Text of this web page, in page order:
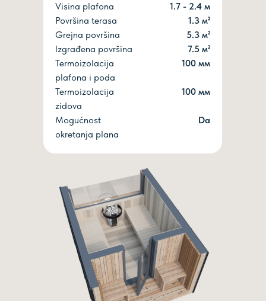
Visina plafona
1.7 - 2.4 м
Površina terasa
1.3 м²
Grejna površina
5.3 м²
Izgrađena površina
7.5 м²
Termoizolacija
plafona i poda
100 мм
Termoizolacija
zidova
100 мм
Mogućnost
okretanja plana
Dа